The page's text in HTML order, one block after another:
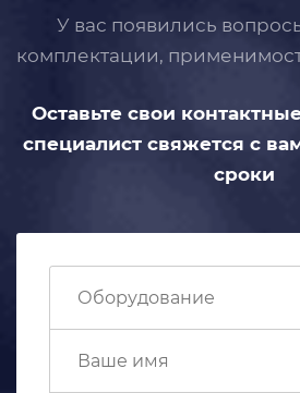
У вас появились
комплектации,
Оставьте свои
специалист свяжется с
сроки